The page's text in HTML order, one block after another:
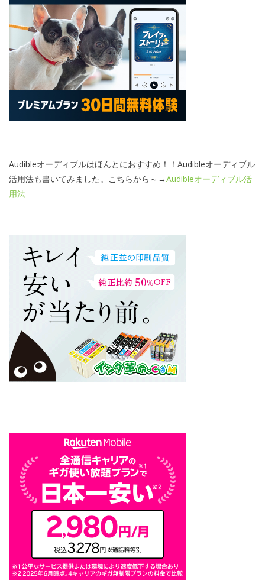
Audibleオーディブルはほんとにおすすめ！！Audibleオーディブル
活用法も書いてみました。こちらから～→Audibleオーディブル活
用法